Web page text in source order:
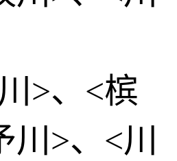
>、<槟
>、<川